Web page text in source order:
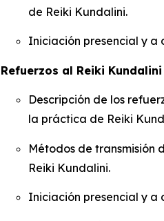
de Reiki Kundalini.
Iniciación presencial y a
Refuerzos al Reiki Kundalini
Descripción de los
la práctica de Reiki
Métodos de transmisión
Reiki Kundalini.
Iniciación presencial y a